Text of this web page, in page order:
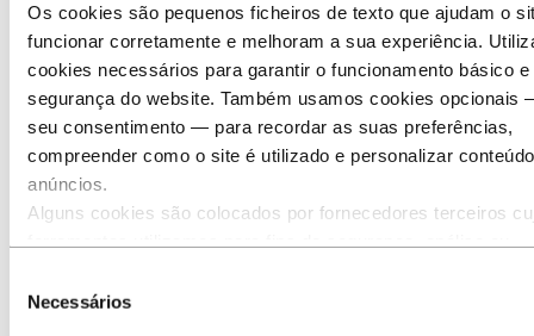
Os cookies são pequenos ficheiros de texto que ajudam o
funcionar corretamente e melhoram a sua experiência.
cookies necessários para garantir o funcionamento básico e
segurança do website. Também usamos cookies opcionais
seu consentimento — para recordar as suas preferências,
compreender como o site é utilizado e personalizar
anúncios.
Alguns cookies são colocados por fornecedores terceiros
recolhidas através da sua utilização do nosso site com
Necessários